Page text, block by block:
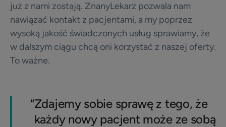
już z nami zostają. ZnanyLekarz pozwala nam
nawiązać kontakt z pacjentami, a my poprzez
wysoką jakość świadczonych usług sprawiamy, że
w dalszym ciągu chcą oni korzystać z naszej oferty.
To ważne.
“Zdajemy sobie sprawę z tego, że
każdy nowy pacjent może ze sobą